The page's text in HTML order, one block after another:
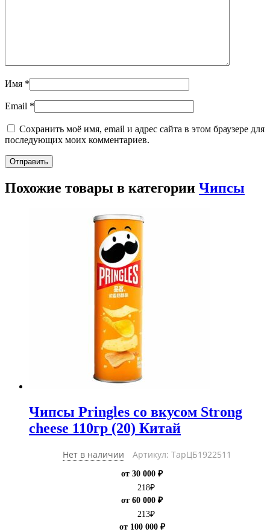
Имя *
Email *
Сохранить моё имя, email и адрес сайта в этом браузере для
последующих моих комментариев.
Похожие товары в категории Чипсы
Чипсы Pringles со вкусом Strong
cheese 110гр (20) Китай
Нет в наличии Артикул: ТарЦБ1922511
от 30 000 ₽
218₽
от 60 000 ₽
213₽
от 100 000 ₽